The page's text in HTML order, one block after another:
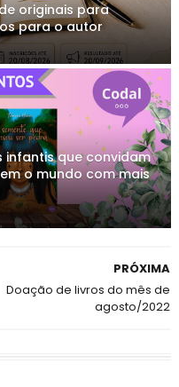
originais para
para o autor
infantis que convidam
o mundo com mais
PRÓXIMA
Doação de livros do mês de
agosto/2022